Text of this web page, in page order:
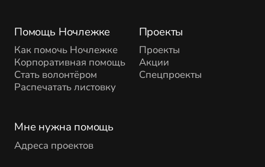
Помощь Ночлежке
Как помочь Ночлежке
Корпоративная помощь
Стать волонтёром
Распечатать листовку
Проекты
Проекты
Акции
Спецпроекты
Мне нужна помощь
Адреса проектов